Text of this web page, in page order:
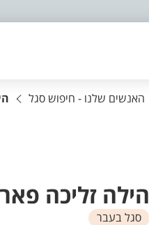
האנשים שלנו - חיפוש סגל
הילה זליכה פאר
סגל בעבר